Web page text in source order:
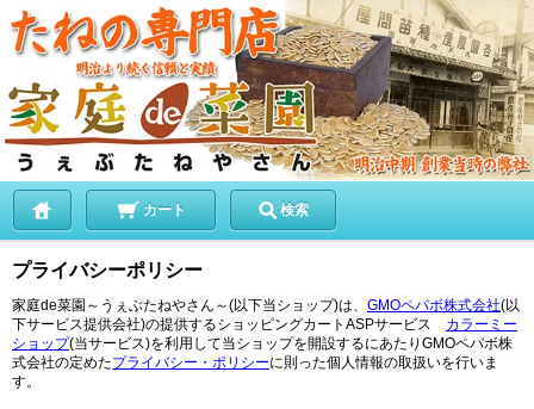
カート 検索
プライバシーポリシー
家庭de菜園～うぇぶたねやさん～(以下当ショップ)は、 GMOペパボ株式会社(以
下サービス提供会社)の提供するショッピングカートASPサービス カラーミー
ショップ(当サービス)を利用して当ショップを開設するにあたりGMOペパボ株
式会社の定めたプライバシー・ポリシーに則った個人情報の取扱いを行いま
す。